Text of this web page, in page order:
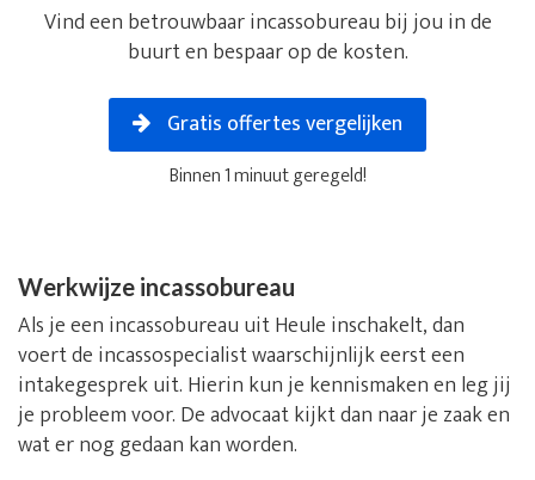
Vind een betrouwbaar incassobureau bij jou in de
buurt en bespaar op de kosten.
Gratis offertes vergelijken
Binnen 1 minuut geregeld!
Werkwijze incassobureau
Als je een incassobureau uit Heule inschakelt, dan
voert de incassospecialist waarschijnlijk eerst een
intakegesprek uit. Hierin kun je kennismaken en leg jij
je probleem voor. De advocaat kijkt dan naar je zaak en
wat er nog gedaan kan worden.